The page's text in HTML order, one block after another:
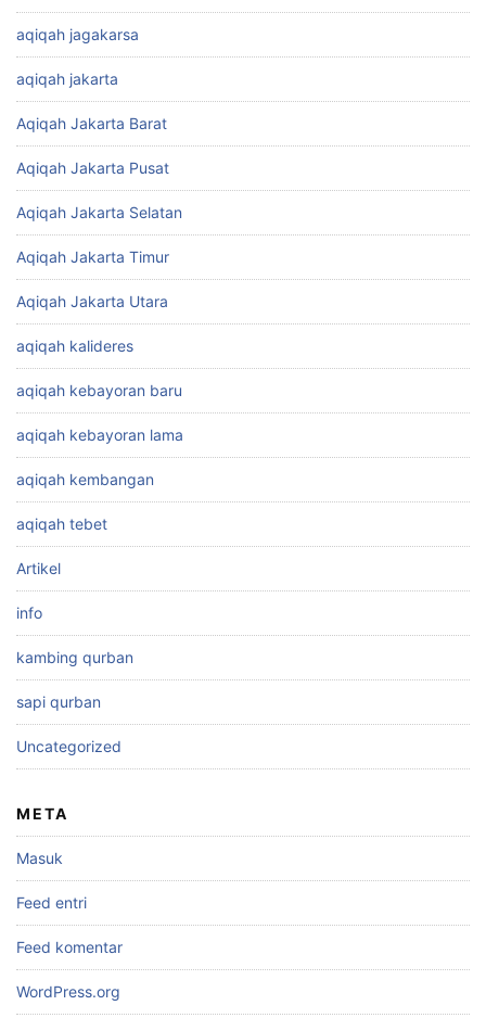
aqiqah jagakarsa
aqiqah jakarta
Aqiqah Jakarta Barat
Aqiqah Jakarta Pusat
Aqiqah Jakarta Selatan
Aqiqah Jakarta Timur
Aqiqah Jakarta Utara
aqiqah kalideres
aqiqah kebayoran baru
aqiqah kebayoran lama
aqiqah kembangan
aqiqah tebet
Artikel
info
kambing qurban
sapi qurban
Uncategorized
META
Masuk
Feed entri
Feed komentar
WordPress.org